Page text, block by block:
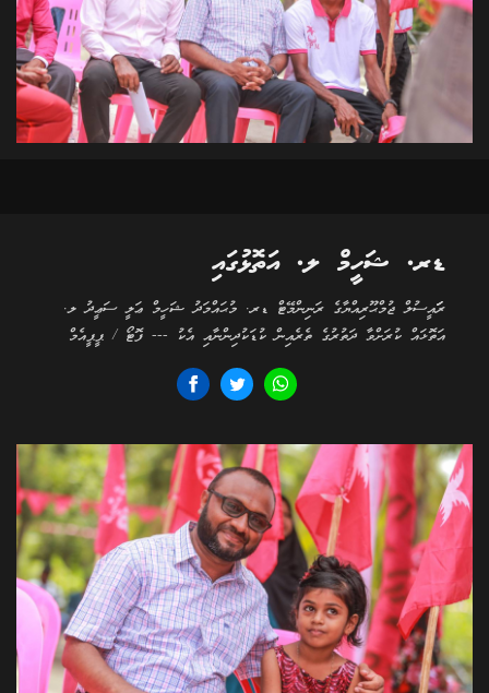
ޑރ. ޝަހީމް ލ. އަތޮޅުގައި
ރަަައީސުލް ޖުމްޙޫރިއްޔާގެ ރަނިންމޭޓް ޑރ. މުޙައްމަދު ޝަހީމް ޢަލީ ސަޢީދު ލ.
އަތޮޅައް ކުރަށްވާ ދަތުރުގެ ތެރެއިން ކުޑަކުދިންނާއި އެކު --- ފޮޓޯ / ޕީޕީއެމް